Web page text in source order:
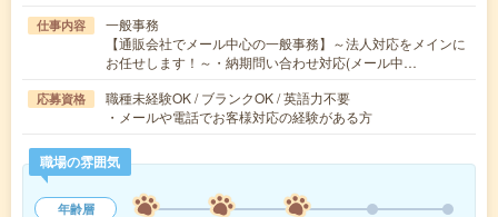
仕事内容
一般事務
【通販会社でメール中心の一般事務】～法人対応をメインに
お任せします！～・納期問い合わせ対応(メール中…
応募資格
職種未経験OK / ブランクOK / 英語力不要
・メールや電話でお客様対応の経験がある方
職場の雰囲気
年齢層